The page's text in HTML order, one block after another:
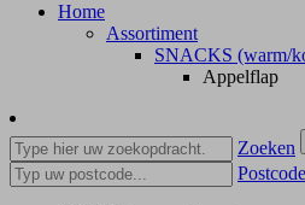
Home
Assortiment
SNACKS (warm/
Appelflap
Zoeken